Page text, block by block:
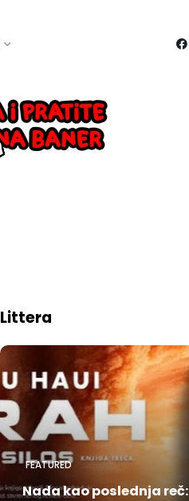
Littera
FEATURED
Nada kao poslednja reč: